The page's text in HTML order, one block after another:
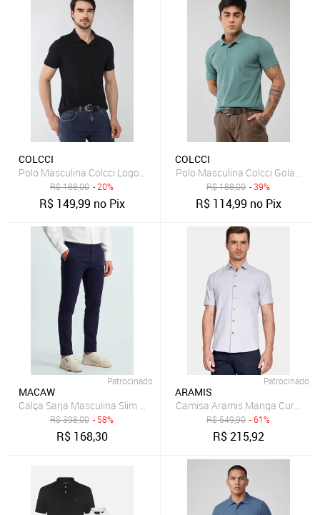
COLCCI
Polo Masculina Colcci Logo Bordado Preta
R$188,00 - 20%
R$ 149,99 no Pix
COLCCI
Polo Masculina Colcci Gola
R$188,00 - 39%
R$ 114,99 no Pix
Patrocinado
MACAW
R$398,00 - 58%
R$ 168,30
Patrocinado
ARAMIS
Camisa Aramis Manga Curta
R$549,90 - 61%
R$215,92